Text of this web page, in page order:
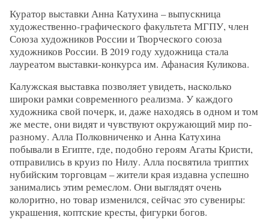
Куратор выставки Анна Катухина – выпускница
художественно-графического факультета МГПУ, член
Союза художников России и Творческого союза
художников России. В 2019 году художница стала
лауреатом выставки-конкурса им. Афанасия Куликова.
Калужская выставка позволяет увидеть, насколько
широки рамки современного реализма. У каждого
художника свой почерк, и, даже находясь в одном и том
же месте, они видят и чувствуют окружающий мир по-
разному. Алла Полковниченко и Анна Катухина
побывали в Египте, где, подобно героям Агаты Кристи,
отправились в круиз по Нилу. Алла посвятила триптих
нубийским торговцам – жители края издавна успешно
занимались этим ремеслом. Они выглядят очень
колоритно, но товар изменился, сейчас это сувениры:
украшения, коптские кресты, фигурки богов.